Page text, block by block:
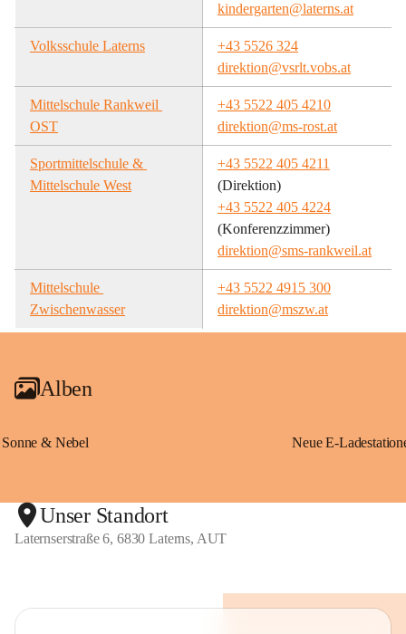
kindergarten@laterns.at
Volksschule Laterns
+43 5526 324
direktion@vsrlt.vobs.at
Mittelschule Rankweil
OST
+43 5522 405 4210
direktion@ms-rost.at
Sportmittelschule &
Mittelschule West
+43 5522 405 4211
(Direktion)
+43 5522 405 4224
(Konferenzzimmer)
direktion@sms-rankweil.at
Mittelschule
Zwischenwasser
+43 5522 4915 300
direktion@mszw.at
Alben
Sonne & Nebel
Unser Standort
Laternserstraße 6, 6830 Laterns, AUT